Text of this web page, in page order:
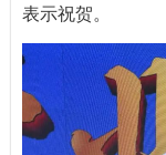
表示祝贺。